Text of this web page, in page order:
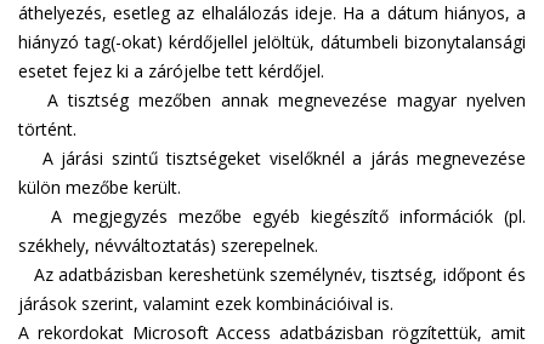
áthelyezés, esetleg az elhalálozás ideje. Ha a dátum hiányos, a
hiányzó tag(-okat) kérdőjellel jelöltük, dátumbeli bizonytalansági
esetet fejez ki a zárójelbe tett kérdőjel.
A tisztség mezőben annak megnevezése magyar nyelven
történt.
A járási szintű tisztségeket viselőknél a járás megnevezése
külön mezőbe került.
A megjegyzés mezőbe egyéb kiegészítő információk (pl.
székhely, névváltoztatás) szerepelnek.
Az adatbázisban kereshetünk személynév, tisztség, időpont és
járások szerint, valamint ezek kombinációival is.
A rekordokat Microsoft Access adatbázisban rögzítettük, amit